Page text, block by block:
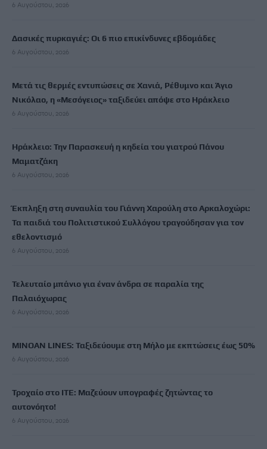
6 Αυγούστου, 2026
Δασικές πυρκαγιές: Οι 6 πιο επικίνδυνες εβδομάδες
6 Αυγούστου, 2026
Μετά τις θερμές εντυπώσεις σε Χανιά, Ρέθυμνο και Άγιο
Νικόλαο, η «Μεσόγειος» ταξιδεύει απόψε στο Ηράκλειο
6 Αυγούστου, 2026
Ηράκλειο: Την Παρασκευή η κηδεία του γιατρού Πάνου
Μαματζάκη
6 Αυγούστου, 2026
Έκπληξη στη συναυλία του Γιάννη Χαρούλη στο Αρκαλοχώρι:
Τα παιδιά του Πολιτιστικού Συλλόγου τραγούδησαν για τον
εθελοντισμό
6 Αυγούστου, 2026
Τελευταίο μπάνιο για έναν άνδρα σε παραλία της
Παλαιόχωρας
6 Αυγούστου, 2026
MINOAN LINES: Ταξιδεύουμε στη Μήλο με εκπτώσεις έως 50%
6 Αυγούστου, 2026
Τροχαίο στο ΙΤΕ: Μαζεύουν υπογραφές ζητώντας το
αυτονόητο!
6 Αυγούστου, 2026